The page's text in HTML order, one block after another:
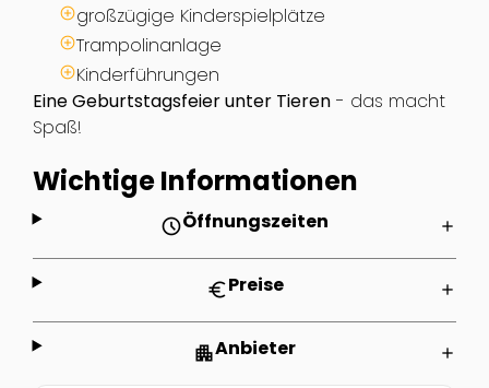
großzügige Kinderspielplätze
Trampolinanlage
Kinderführungen
Eine Geburtstagsfeier unter Tieren- das macht
Spaß!
Wichtige Informationen
scheduleÖffnungszeiten add
euroPreise add
apartmentAnbieter add